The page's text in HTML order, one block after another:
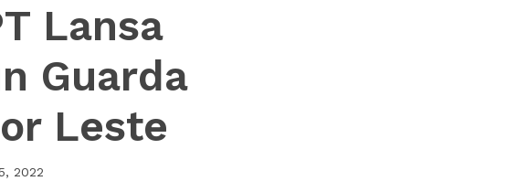
Lansa
Guarda
Leste
2022